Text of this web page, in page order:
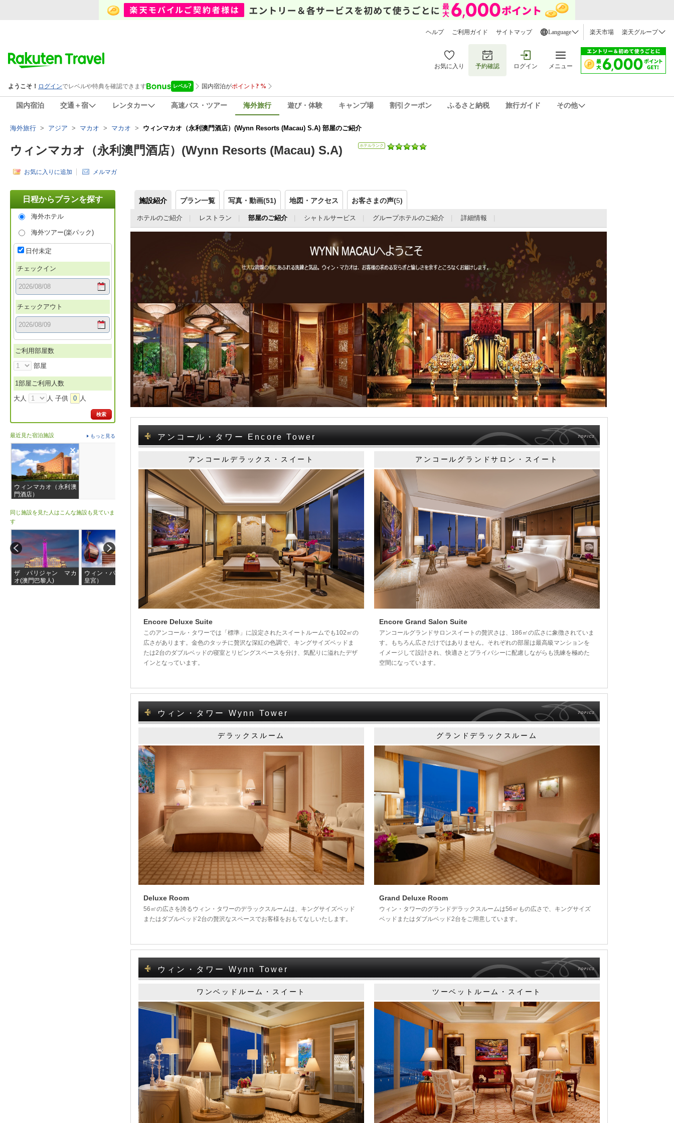
ヘルプ ご利用ガイド サイトマップ Language 楽天市場 楽天グループ
お気に入り 予約確認 ログイン メニュー
国内宿泊 交通＋宿 レンタカー 高速バス・ツアー 海外旅行 遊び・体験 キャンプ場 割引クーポン ふるさと納税 旅行ガイド その他
海外旅行 > アジア > マカオ > マカオ > ウィンマカオ（永利澳門酒店）(Wynn Resorts (Macau) S.A) 部屋のご紹介
ウィンマカオ（永利澳門酒店）(Wynn Resorts (Macau) S.A) ホテルランク
お気に入りに追加 メルマガ
日程からプランを探す
海外ホテル
海外ツアー(楽パック)
日付未定
チェックイン
チェックアウト
ご利用部屋数
部屋
1部屋ご利用人数
大人
人 子供 0 人
検索
最近見た宿泊施設 もっと見る
ウィンマカオ（永利澳
門酒店）
同じ施設を見た人はこんな施設も見ていま
す
ザ パリジャン マカ
オ(澳門巴黎人)
ウィン・パレス（永利
皇宮）
ソフィテルマカオ ア
ット ポンテ16(澳門
十六浦索菲特大酒店)
ザ ヴェネチアン マ
カオ (澳門威尼斯人)
レジェンド パレス
ホテル（勵宮酒店）
アーティゼン グラン
ド ラパ マカオ
（前グランド ラパ
マカオ（澳門雅辰酒店
（前金麗華酒店））
ギャラクシー ホテル
(銀河酒店)
スタジオシティーマカ
オ（新濠影匯酒店）
ホテルリスボア(澳門葡
京酒店)
施設紹介 プラン一覧 写真・動画(51) 地図・アクセス お客さまの声(5)
ホテルのご紹介 レストラン 部屋のご紹介 シャトルサービス グループホテルのご紹介 詳細情報
アンコール・タワー Encore Tower
アンコールデラックス・スイート
Encore Deluxe Suite
このアンコール・タワーでは「標準」に設定されたスイートルームでも102㎡の
広さがあります。金色のタッチに贅沢な深紅の色調で、キングサイズベッドま
たは2台のダブルベッドの寝室とリビングスペースを分け、気配りに溢れたデザ
インとなっています。
アンコールグランドサロン・スイート
Encore Grand Salon Suite
アンコールグランドサロンスイートの贅沢さは、186㎡の広さに象徴されていま
す。もちろん広さだけではありません。それぞれの部屋は最高級マンションを
イメージして設計され、快適さとプライバシーに配慮しながらも洗練を極めた
空間になっています。
ウィン・タワー Wynn Tower
デラックスルーム
Deluxe Room
56㎡の広さを誇るウィン・タワーのデラックスルームは、キングサイズベッド
またはダブルベッド2台の贅沢なスペースでお客様をおもてなしいたします。
グランドデラックスルーム
Grand Deluxe Room
ウィン・タワーのグランドデラックスルームは56㎡もの広さで、キングサイズ
ベッドまたはダブルベッド2台をご用意しています。
ウィン・タワー Wynn Tower
ワンベッドルーム・スイート ツーベットルーム・スイート